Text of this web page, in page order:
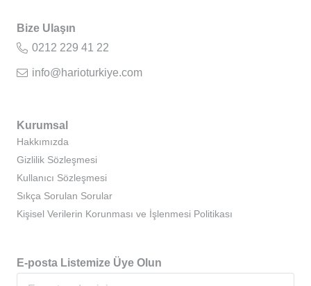
Bize Ulaşın
0212 229 41 22
info@harioturkiye.com
Kurumsal
Hakkımızda
Gizlilik Sözleşmesi
Kullanıcı Sözleşmesi
Sıkça Sorulan Sorular
Kişisel Verilerin Korunması ve İşlenmesi Politikası
E-posta Listemize Üye Olun